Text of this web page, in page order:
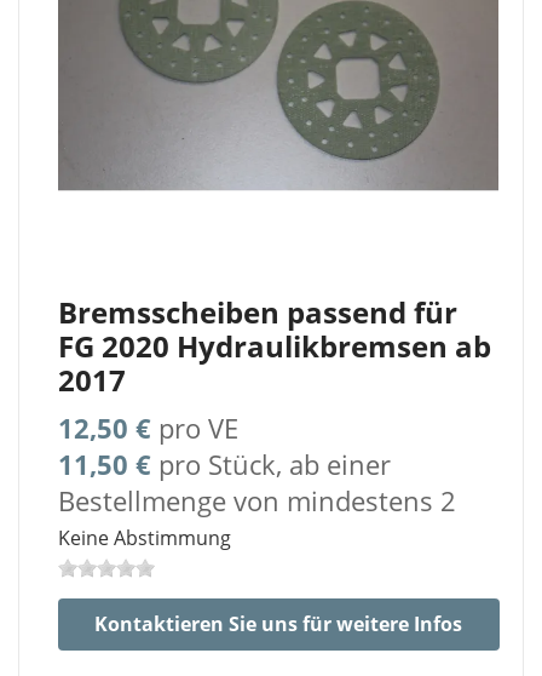
Bremsscheiben passend für
FG 2020 Hydraulikbremsen ab
2017
12,50 € pro VE
11,50 € pro Stück, ab einer
Bestellmenge von mindestens 2
Keine Abstimmung
Kontaktieren Sie uns für weitere Infos